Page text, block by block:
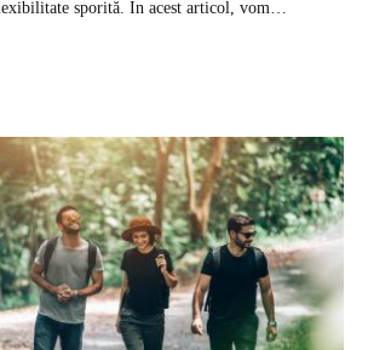
sporită. În acest articol, vom…